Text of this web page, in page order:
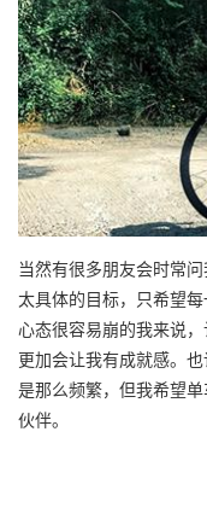
当然有很多朋友会时常
太具体的目标，只希望
心态很容易崩的我来说
更加会让我有成就感。
是那么频繁，但我希望
伙伴。